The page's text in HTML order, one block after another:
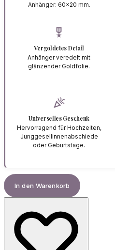
Anhänger: 60x20 mm.
military_tech
Vergoldetes Detail
Anhänger veredelt mit
glänzender Goldfolie.
celebration
Universelles Geschenk
Hervorragend für Hochzeiten,
Junggesellinnenabschiede
oder Geburtstage.
In den Warenkorb